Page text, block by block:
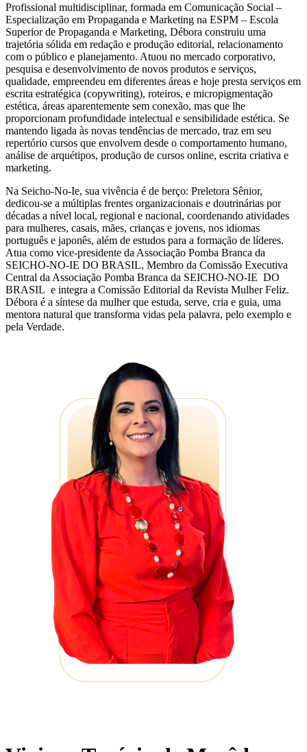
Profissional multidisciplinar, formada em Comunicação Social –
Especialização em Propaganda e Marketing na ESPM – Escola
Superior de Propaganda e Marketing, Débora construiu uma
trajetória sólida em redação e produção editorial, relacionamento
com o público e planejamento. Atuou no mercado corporativo,
pesquisa e desenvolvimento de novos produtos e serviços,
qualidade, empreendeu em diferentes áreas e hoje presta serviços em
escrita estratégica (copywriting), roteiros, e micropigmentação
estética, áreas aparentemente sem conexão, mas que lhe
proporcionam profundidade intelectual e sensibilidade estética. Se
mantendo ligada às novas tendências de mercado, traz em seu
repertório cursos que envolvem desde o comportamento humano,
análise de arquétipos, produção de cursos online, escrita criativa e
marketing.
Na Seicho-No-Ie, sua vivência é de berço: Preletora Sênior,
dedicou-se a múltiplas frentes organizacionais e doutrinárias por
décadas a nível local, regional e nacional, coordenando atividades
para mulheres, casais, mães, crianças e jovens, nos idiomas
português e japonês, além de estudos para a formação de líderes.
Atua como vice-presidente da Associação Pomba Branca da
SEICHO-NO-IE DO BRASIL, Membro da Comissão Executiva
Central da Associação Pomba Branca da SEICHO-NO-IE DO
BRASIL e integra a Comissão Editorial da Revista Mulher Feliz.
Débora é a síntese da mulher que estuda, serve, cria e guia, uma
mentora natural que transforma vidas pela palavra, pelo exemplo e
pela Verdade.